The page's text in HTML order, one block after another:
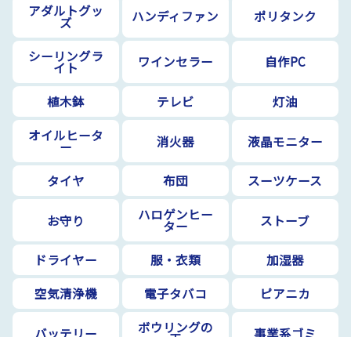
アダルトグッ
ズ ハンディファン ポリタンク
シーリングラ
イト ワインセラー 自作PC
植木鉢 テレビ
灯油
オイルヒータ
ー 消火器 液晶モニター
タイヤ 布団 スーツケース
お守り ハロゲンヒー
ター ストーブ
ドライヤー 服・衣類
加湿器
空気清浄機
電子タバコ ピアニカ
バッテリー ボウリングの 事業系ゴミ